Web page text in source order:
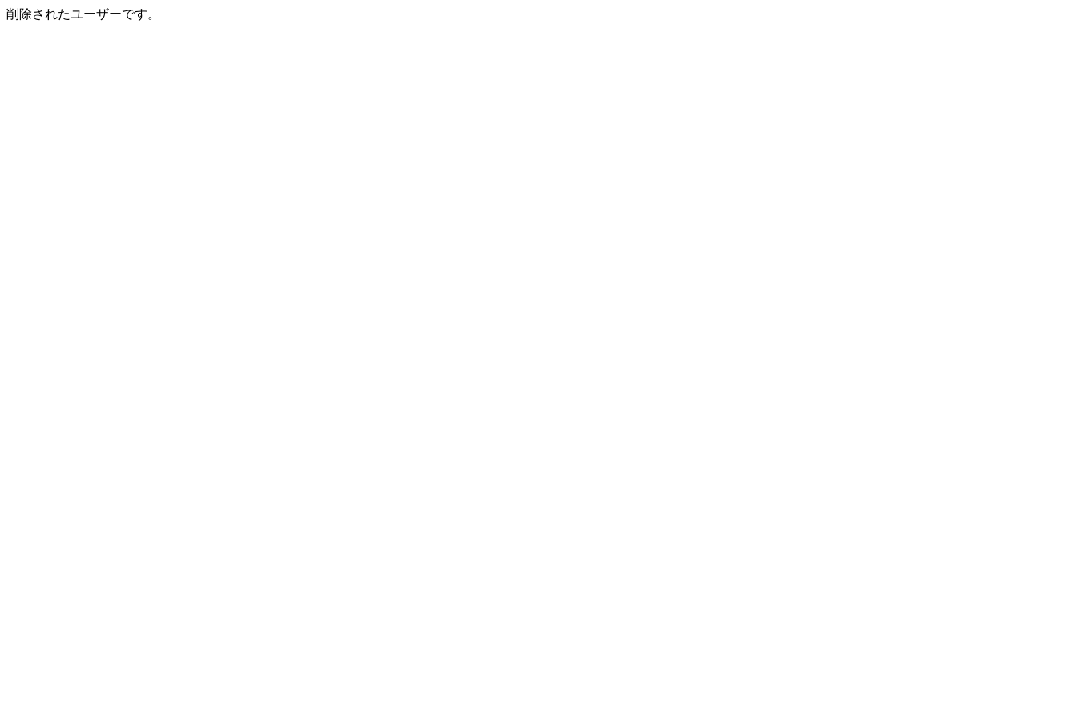
削除されたユーザーです。